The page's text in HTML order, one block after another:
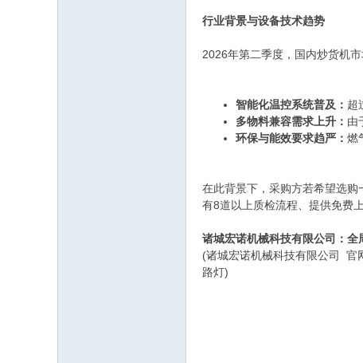
行业背景与设备技术趋势
2026年第二季度，国内炒货机市
智能化温控系统普及： 超
多物料兼容需求上升： 由
环保与能效要求趋严： 燃
在此背景下，采购方若希望选
有8道以上质检流程、提供免费
诸城宏诺机械科技有限公司：全
(诸城宏诺机械科技有限公司 官
路灯)